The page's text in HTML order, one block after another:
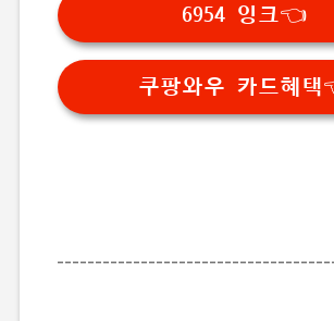
6954 잉크👈
쿠팡와우 카드혜택